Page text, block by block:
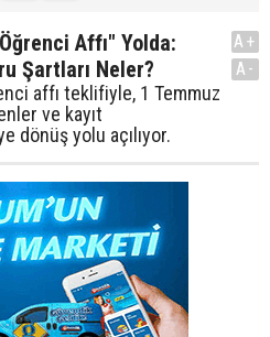
Affı" Yolda:
Şartları Neler?
affı teklifiyle, 1 Temmuz
ve kayıt
dönüş yolu açılıyor.
A+
A-